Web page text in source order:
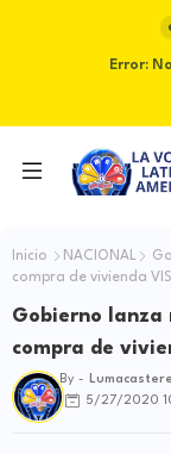
Error:No
Inicio NACIONAL
compra de vivienda
Gobierno lanza
compra de
By -
5/27/2020